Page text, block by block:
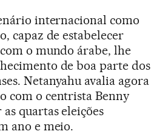
internacional como
capaz de estabelecer
o mundo árabe, lhe
de boa parte dos
Netanyahu avalia agora
com o centrista Benny
quartas eleições
ano e meio.